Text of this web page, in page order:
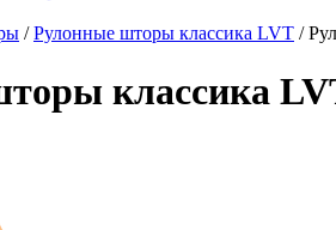
/ Рулонные шторы классика LVT /
классика